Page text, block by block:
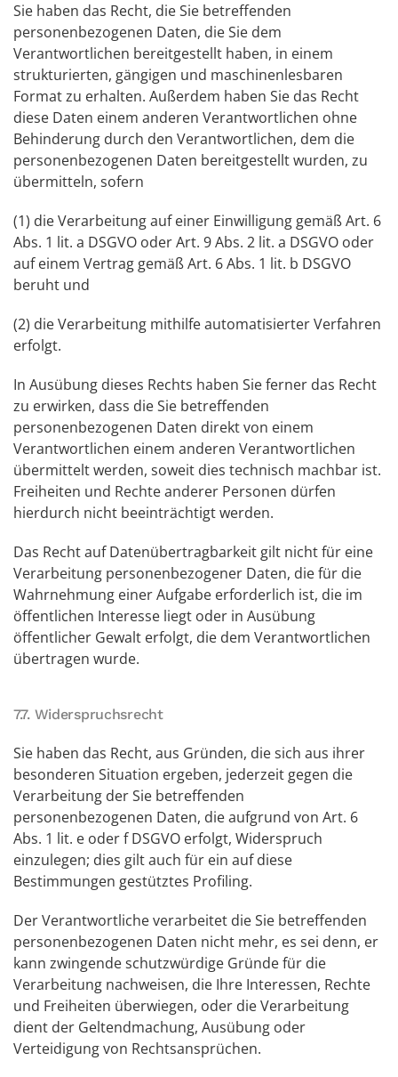
Sie haben das Recht, die Sie betreffenden
personenbezogenen Daten, die Sie dem
Verantwortlichen bereitgestellt haben, in einem
strukturierten, gängigen und maschinenlesbaren
Format zu erhalten. Außerdem haben Sie das Recht
diese Daten einem anderen Verantwortlichen ohne
Behinderung durch den Verantwortlichen, dem die
personenbezogenen Daten bereitgestellt wurden, zu
übermitteln, sofern
(1) die Verarbeitung auf einer Einwilligung gemäß Art. 6
Abs. 1 lit. a DSGVO oder Art. 9 Abs. 2 lit. a DSGVO oder
auf einem Vertrag gemäß Art. 6 Abs. 1 lit. b DSGVO
beruht und
(2) die Verarbeitung mithilfe automatisierter Verfahren
erfolgt.
In Ausübung dieses Rechts haben Sie ferner das Recht
zu erwirken, dass die Sie betreffenden
personenbezogenen Daten direkt von einem
Verantwortlichen einem anderen Verantwortlichen
übermittelt werden, soweit dies technisch machbar ist.
Freiheiten und Rechte anderer Personen dürfen
hierdurch nicht beeinträchtigt werden.
Das Recht auf Datenübertragbarkeit gilt nicht für eine
Verarbeitung personenbezogener Daten, die für die
Wahrnehmung einer Aufgabe erforderlich ist, die im
öffentlichen Interesse liegt oder in Ausübung
öffentlicher Gewalt erfolgt, die dem Verantwortlichen
übertragen wurde.
7.7. Widerspruchsrecht
Sie haben das Recht, aus Gründen, die sich aus ihrer
besonderen Situation ergeben, jederzeit gegen die
Verarbeitung der Sie betreffenden
personenbezogenen Daten, die aufgrund von Art. 6
Abs. 1 lit. e oder f DSGVO erfolgt, Widerspruch
einzulegen; dies gilt auch für ein auf diese
Bestimmungen gestütztes Profiling.
Der Verantwortliche verarbeitet die Sie betreffenden
personenbezogenen Daten nicht mehr, es sei denn, er
kann zwingende schutzwürdige Gründe für die
Verarbeitung nachweisen, die Ihre Interessen, Rechte
und Freiheiten überwiegen, oder die Verarbeitung
dient der Geltendmachung, Ausübung oder
Verteidigung von Rechtsansprüchen.